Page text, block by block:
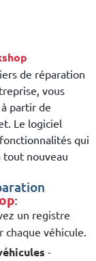
de réparation
vous
partir de
Le logiciel
qui
nouveau
:
un registre
véhicule.
-